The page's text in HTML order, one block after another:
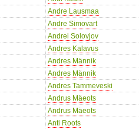
Andre Lausmaa
Andre Simovart
Andrei Solovjov
Andres Kalavus
Andres Männik
Andres Männik
Andres Tammeveski
Andrus Mäeots
Andrus Mäeots
Anti Roots